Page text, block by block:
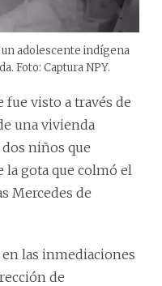
adolescente indígena
Foto: Captura NPY.
fue visto a través de
una vivienda
niños que
la gota que colmó el
Mercedes de
las inmediaciones
de